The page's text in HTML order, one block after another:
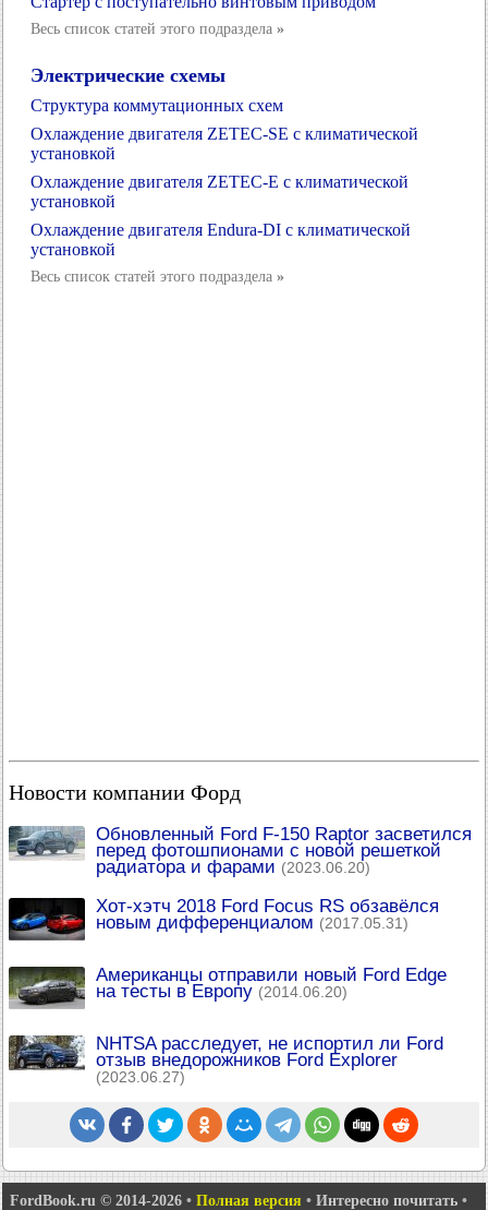
Весь список статей этого подраздела »
Электрические схемы
Структура коммутационных схем
Охлаждение двигателя ZETEC-SE с климатической
установкой
Охлаждение двигателя ZETEC-E с климатической
установкой
Охлаждение двигателя Endura-DI с климатической
установкой
Весь список статей этого подраздела »
Новости компании Форд
Обновленный Ford F-150 Raptor засветился
перед фотошпионами с новой решеткой
радиатора и фарами (2023.06.20)
Хот-хэтч 2018 Ford Focus RS обзавёлся
новым дифференциалом (2017.05.31)
Американцы отправили новый Ford Edge
на тесты в Европу (2014.06.20)
NHTSA расследует, не испортил ли Ford
отзыв внедорожников Ford Explorer
(2023.06.27)
FordBook.ru © 2014-2026 • Полная версия • Интересно почитать •